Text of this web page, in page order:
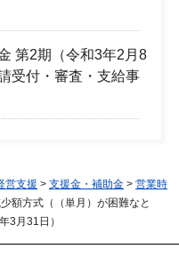
第2期（令和3年2月8
受付・審査・支給事
営支援 > 支援金・補助金 > 営業時
額方式（（単月）が困難なと
3月31日）